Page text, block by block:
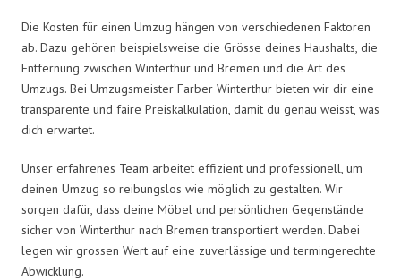
Die Kosten für einen Umzug hängen von verschiedenen Faktoren
ab. Dazu gehören beispielsweise die Grösse deines Haushalts, die
Entfernung zwischen Winterthur und Bremen und die Art des
Umzugs. Bei Umzugsmeister Farber Winterthur bieten wir dir eine
transparente und faire Preiskalkulation, damit du genau weisst, was
dich erwartet.
Unser erfahrenes Team arbeitet effizient und professionell, um
deinen Umzug so reibungslos wie möglich zu gestalten. Wir
sorgen dafür, dass deine Möbel und persönlichen Gegenstände
sicher von Winterthur nach Bremen transportiert werden. Dabei
legen wir grossen Wert auf eine zuverlässige und termingerechte
Abwicklung.